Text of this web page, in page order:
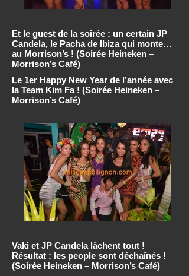
Et le guest de la soirée : un certain JP
Candela, le Pacha de Ibiza qui monte…
au Morrison’s ! (Soirée Heineken –
Morrison’s Café)
Le 1er Happy New Year de l’année avec
la Team Kim Fa ! (Soirée Heineken –
Morrison’s Café)
Vaki et JP Candela lâchent tout !
Résultat : les people sont déchaînés !
(Soirée Heineken – Morrison’s Café)